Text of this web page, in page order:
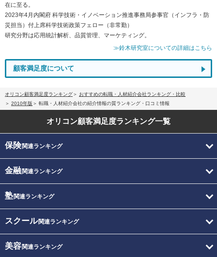
在に至る。
2023年4月内閣府 科学技術・イノベーション推進事務局参事官（インフラ・防
災担当）付上席科学技術政策フェロー（非常勤）
研究分野は応用統計解析、品質管理、マーケティング。
≫鈴木研究室についての詳細はこちら
顧客満足度について
オリコン顧客満足度ランキング
おすすめの転職・人材紹介会社ランキング・比較
2010年版
転職・人材紹介会社の紹介情報の質ランキング・口コミ情報
オリコン顧客満足度ランキング一覧
保険関連ランキング
金融関連ランキング
塾関連ランキング
スクール関連ランキング
美容関連ランキング